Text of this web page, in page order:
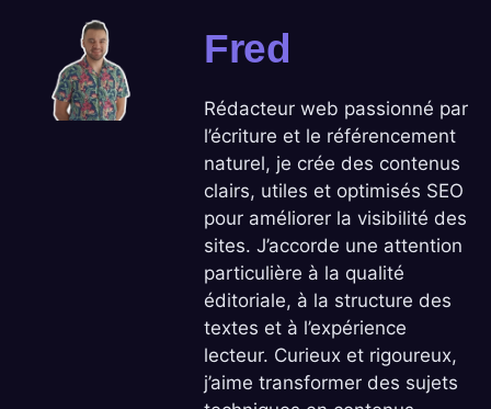
Fred
Rédacteur web passionné par
l’écriture et le référencement
naturel, je crée des contenus
clairs, utiles et optimisés SEO
pour améliorer la visibilité des
sites. J’accorde une attention
particulière à la qualité
éditoriale, à la structure des
textes et à l’expérience
lecteur. Curieux et rigoureux,
j’aime transformer des sujets